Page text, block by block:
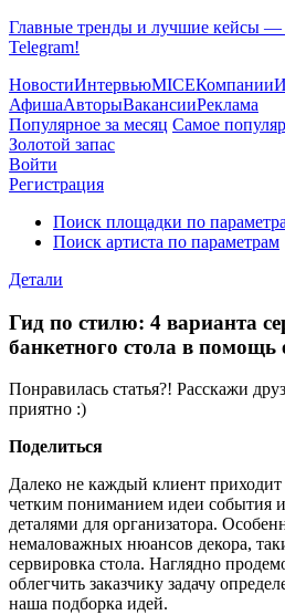
Главные тренды и лучшие кейсы —
Telegram!
НовостиИнтервьюMICEКомпании
АфишаАвторыВакансииРеклама
Популярное за месяц Самое
Золотой запас
Войти
Регистрация
Поиск площадки по
Поиск артиста по параметрам
Детали
Гид по стилю: 4 варианта
банкетного стола в помощь
Понравилась статья?! Расскажи
приятно :)
Поделиться
Далеко не каждый клиент приходит
четким пониманием идеи события
деталями для организатора.
немаловажных нюансов декора,
сервировка стола. Наглядно
облегчить заказчику задачу
наша подборка идей.